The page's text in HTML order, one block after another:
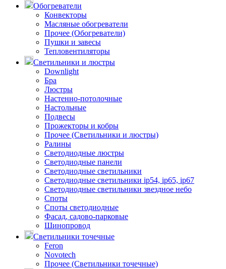
Обогреватели
Конвекторы
Масляные обогреватели
Прочее (Обогреватели)
Пушки и завесы
Тепловентиляторы
Светильники и люстры
Downlight
Бра
Люстры
Настенно-потолочные
Настольные
Подвесы
Прожекторы и кобры
Прочее (Светильники и люстры)
Ралины
Светодиодные люстры
Светодиодные панели
Светодиодные светильники
Светодиодные светильники ip54, ip65, ip67
Светодиодные светильники звездное небо
Споты
Споты светодиодные
Фасад, садово-парковые
Шинопровод
Светильники точечные
Feron
Novotech
Прочее (Светильники точечные)